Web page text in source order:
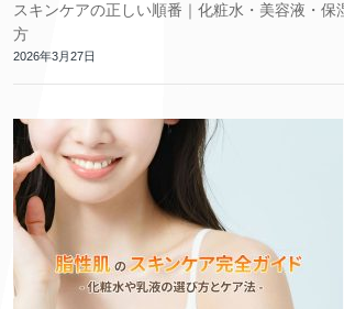
スキンケアの正しい順番｜化粧水・美容液・保
方
2026年3月27日